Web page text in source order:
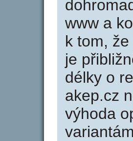
www a
k tom,
je
délky o
akep.cz
výhoda